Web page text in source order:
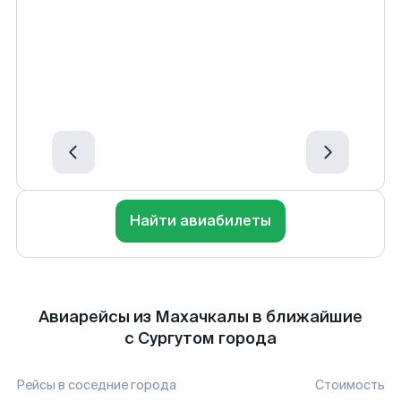
Найти авиабилеты
Авиарейсы из Махачкалы в ближайшие
с Сургутом города
Рейсы в соседние города Стоимость